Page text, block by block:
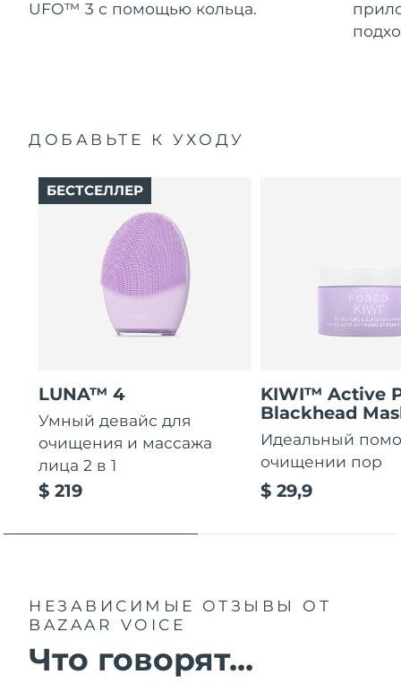
UFO™ 3 с помощью кольца.
ДОБАВЬТЕ К УХОДУ
LUNA™ 4
Умный девайс для
очищения и массажа
лица 2 в 1
$ 219
БЕСТСЕЛЛЕР
KIWI™ Active
Blackhead
Идеальный
очищении пор
$ 29,9
НЕЗАВИСИМЫЕ ОТЗЫВЫ
ОТ
BAZAAR VOICE
Что говорят...